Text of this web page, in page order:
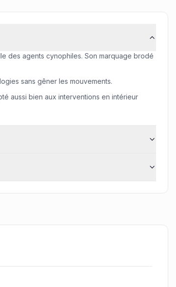
des agents cynophiles. Son marquage brodé
sans gêner les mouvements.
aussi bien aux interventions en intérieur